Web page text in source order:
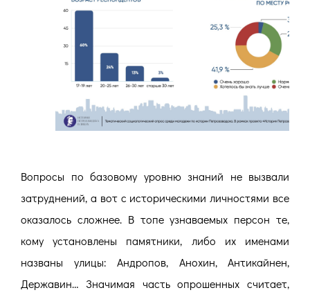
Вопросы по базовому уровню знаний не вызвали
затруднений, а вот с историческими личностями все
оказалось сложнее. В топе узнаваемых персон те,
кому установлены памятники, либо их именами
названы улицы: Андропов, Анохин, Антикайнен,
Державин… Значимая часть опрошенных считает,